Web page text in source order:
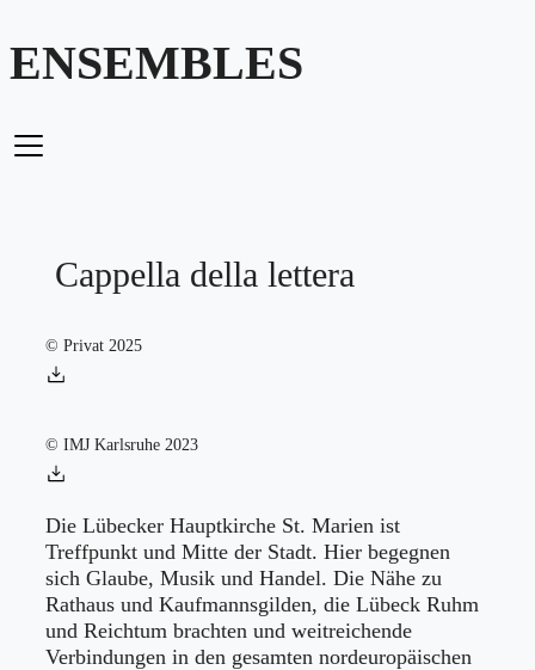
Zum
Inhalt
ENSEMBLES
Cappella della lettera
© Privat 2025
© IMJ Karlsruhe 2023
Die Lübecker Hauptkirche St. Marien ist
Treffpunkt und Mitte der Stadt. Hier begegnen
sich Glaube, Musik und Handel. Die Nähe zu
Rathaus und Kaufmannsgilden, die Lübeck Ruhm
und Reichtum brachten und weitreichende
Verbindungen in den gesamten nordeuropäischen